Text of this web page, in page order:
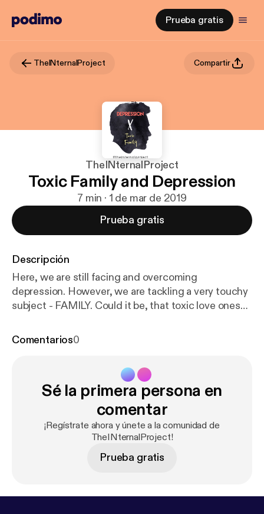
Prueba gratis
TheINternalProject Compartir
TheINternalProject
Toxic Family and Depression
7 min · 1 de mar de 2019
Prueba gratis
Descripción
Here, we are still facing and overcoming
depression. However, we are tackling a very touchy
subject - FAMILY. Could it be, that toxic love ones
Comentarios0
Sé la primera persona en
comentar
¡Regístrate ahora y únete a la comunidad de
TheINternalProject!
Prueba gratis